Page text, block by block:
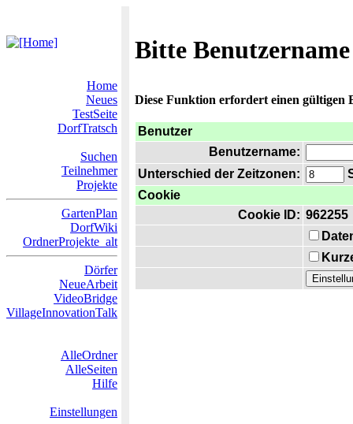
Bitte
Home
Neues
TestSeite
DorfTratsch
Suchen
Teilnehmer
Projekte
GartenPlan
DorfWiki
OrdnerProjekte_alt
Dörfer
NeueArbeit
VideoBridge
VillageInnovationTalk
AlleOrdner
AlleSeiten
Hilfe
Einstellungen
Diese Funktion erfordert einen gültigen
Benutzer
Benutzername:
Unterschied der Zeitzonen:
Cookie
Cookie ID: 962255